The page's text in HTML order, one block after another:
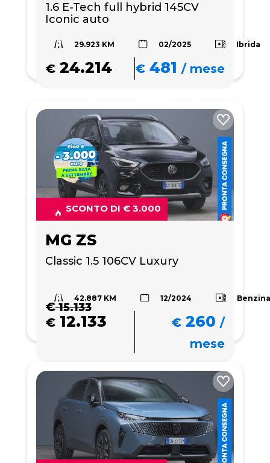
1.6 E-Tech full hybrid 145CV
Iconic auto
29.923 KM 02/2025 Ibrida
€ 24.214 € 481 /mese
SCONTO DI € 3.000
MG ZS
Classic 1.5 106CV Luxury
42.887 KM 12/2024
€15.133
€ 12.133 € 260 /
mese